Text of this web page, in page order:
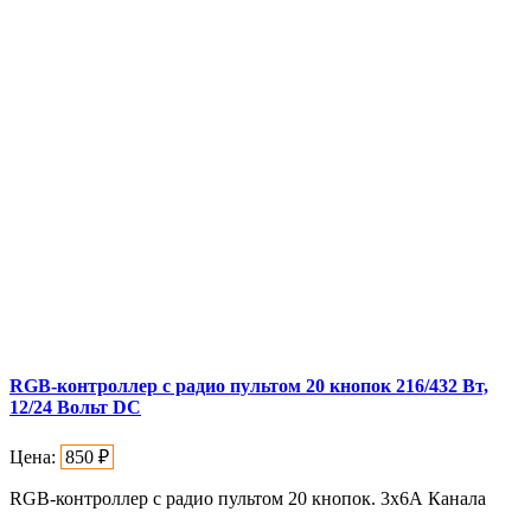
RGB-контроллер с радио пультом 20 кнопок 216/432 Вт,
12/24 Вольт DC
Цена: 850 ₽
RGB-контроллер с радио пультом 20 кнопок. 3х6А Канала